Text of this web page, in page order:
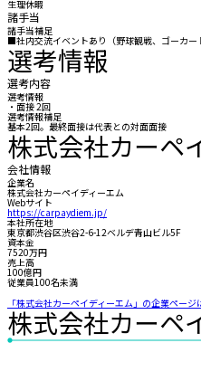
生理休暇
諸手当
諸手当補足
■社内交流イベントあり（野球観戦、ゴーカ
選考情報
選考内容
選考情報
・面接 2回
選考情報補足
基本2回。最終面接は代表との対面面接
株式会社カーペ
会社情報
企業名
株式会社カーペイディーエム
Webサイト
https://carpaydiem.jp/
本社所在地
東京都渋谷区渋谷2-6-12ベルデ青山ビル5F
資本金
7520万円
売上高
100億円
従業員100名未満
「株式会社カーペイディーエム」の企業ページ
株式会社カーペ